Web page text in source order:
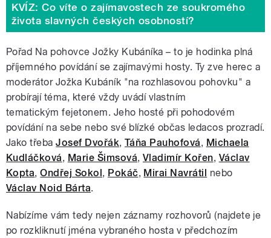
KVÍZ: Co víte o zajímavostech ze soukromého
života slavných českých osobností?
Pořad Na pohovce Jožky Kubáníka – to je hodinka plná
příjemného povídání se zajímavými hosty. Ty zve herec a
moderátor Jožka Kubáník "na rozhlasovou pohovku" a
probírají téma, které vždy uvádí vlastním
tematickým fejetonem. Jeho hosté při pohodovém
povídání na sebe nebo své blízké občas ledacos prozradí.
Jako třebaJosef Dvořák,Táňa Pauhofová, Michaela
Kudláčková, Marie Šimsová, Vladimír Kořen, Václav
Kopta,Ondřej Sokol , Pokáč, Mirai Navrátil
nebo
Václav Noid Bárta.
Nabízíme vám tedy nejen záznamy rozhovorů (najdete je
po rozkliknutí jména vybraného hosta v předchozím